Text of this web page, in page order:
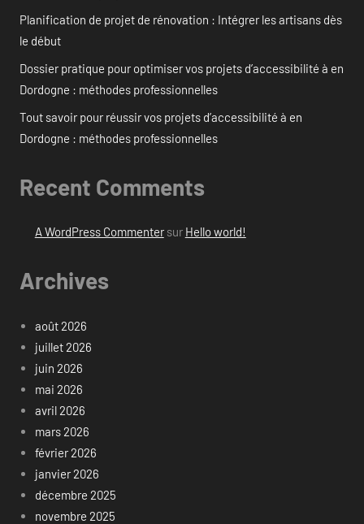
Planification de projet de rénovation : Intégrer les artisans dès
le début
Dossier pratique pour optimiser vos projets d’accessibilité à en
Dordogne : méthodes professionnelles
Tout savoir pour réussir vos projets d’accessibilité à en
Dordogne : méthodes professionnelles
Recent Comments
A WordPress Commentersur Hello world!
Archives
août 2026
juillet 2026
juin 2026
mai 2026
avril 2026
mars 2026
février 2026
janvier 2026
décembre 2025
novembre 2025